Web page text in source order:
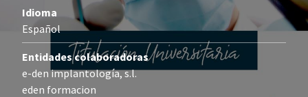
Idioma
Español
Entidades colaboradoras
e-den implantología, s.l.
eden formacion